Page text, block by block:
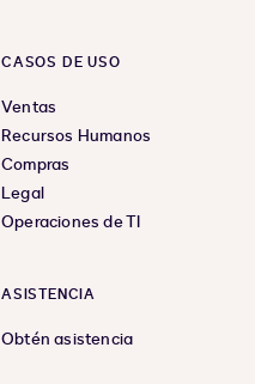
CASOS DE USO
Ventas
Recursos Humanos
Compras
Legal
Operaciones de TI
ASISTENCIA
Obtén asistencia